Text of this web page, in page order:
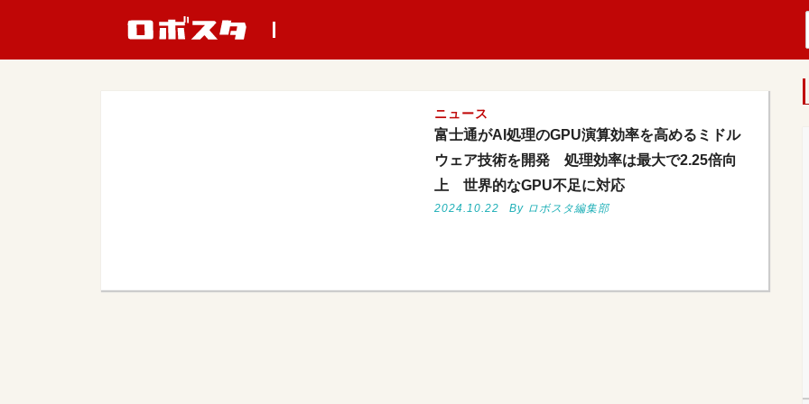
ニュース
富士通がAI処理のGPU演算効率を高めるミドル
ウェア技術を開発 処理効率は最大で2.25倍向
上 世界的なGPU不足に対応
2024.10.22 By ロボスタ編集部